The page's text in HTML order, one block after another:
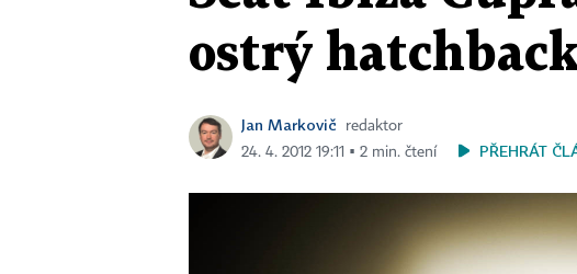
ostrý
Jan Markovič
redaktor
24. 4. 2012 19:11 ▪ 2 min. čtení
PŘEHRÁT